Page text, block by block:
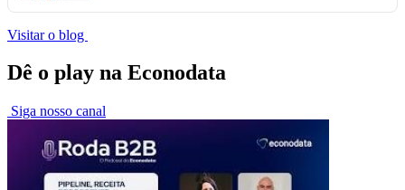
Visitar o blog
Dê o play na Econodata
Siga nosso canal